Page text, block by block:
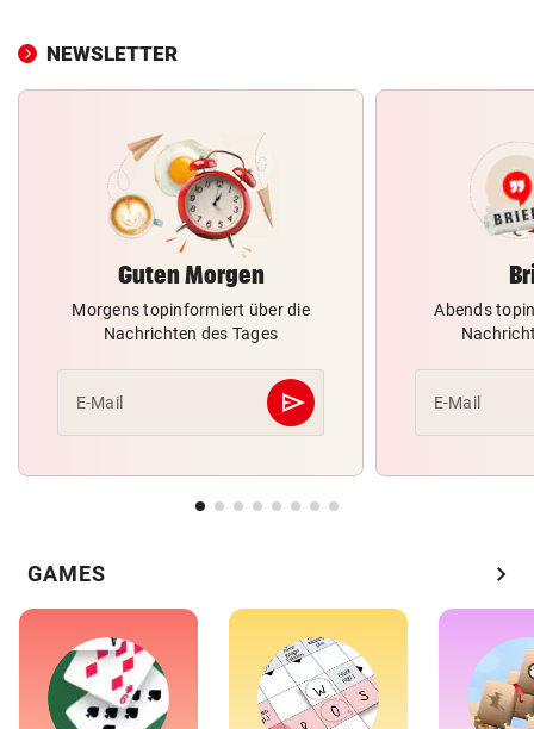
NEWSLETTER
Guten Morgen
Morgens topinformiert über die
Nachrichten des Tages
E-Mail send
Abschicken
Abends
E-Mail
GAMES chevron_right